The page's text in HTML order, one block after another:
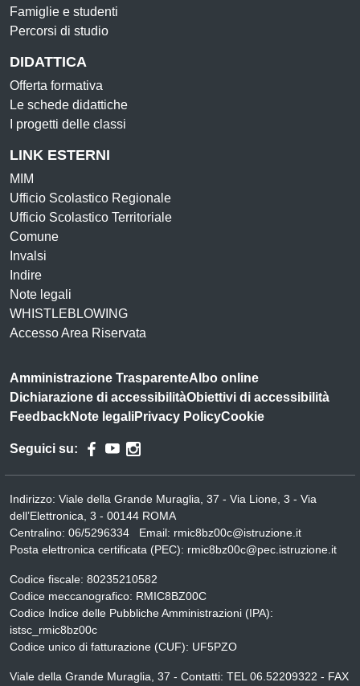
Famiglie e studenti
Percorsi di studio
DIDATTICA
Offerta formativa
Le schede didattiche
I progetti delle classi
LINK ESTERNI
MIM
Ufficio Scolastico Regionale
Ufficio Scolastico Territoriale
Comune
Invalsi
Indire
Note legali
WHISTLEBLOWING
Accesso Area Riservata
Amministrazione TrasparenteAlbo online
Dichiarazione di accessibilitàObiettivi di accessibilità
FeedbackNote legaliPrivacy PolicyCookie
Seguici su:
Indirizzo: Viale della Grande Muraglia, 37 - Via Lione, 3 - Via
dell’Elettronica, 3 - 00144 ROMA
Centralino: 06/5296334 Email: rmic8bz00c@istruzione.it
Posta elettronica certificata (PEC): rmic8bz00c@pec.istruzione.it
Codice fiscale: 80235210582
Codice meccanografico: RMIC8BZ00C
Codice Indice delle Pubbliche Amministrazioni (IPA):
istsc_rmic8bz00c
Codice unico di fatturazione (CUF): UF5PZO
Viale della Grande Muraglia, 37 - Contatti: TEL 06.52209322 - FAX